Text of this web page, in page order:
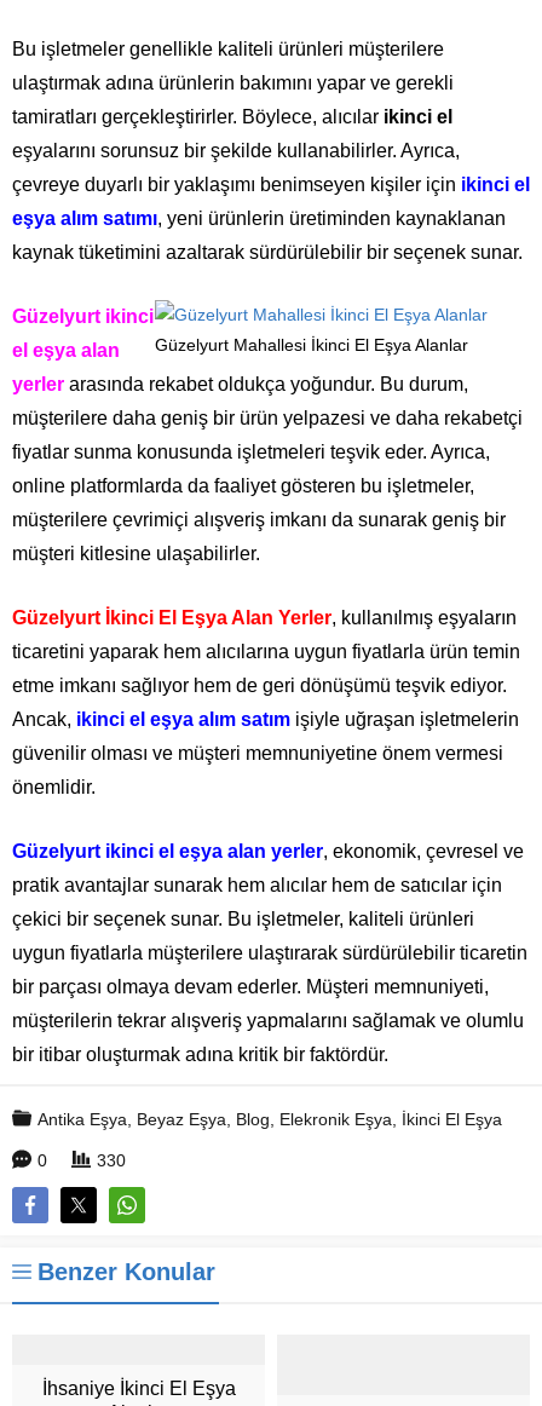
Bu işletmeler genellikle kaliteli ürünleri müşterilere
ulaştırmak adına ürünlerin bakımını yapar ve gerekli
tamiratları gerçekleştirirler. Böylece, alıcılar ikinci el
eşyalarını sorunsuz bir şekilde kullanabilirler. Ayrıca,
çevreye duyarlı bir yaklaşımı benimseyen kişiler için ikinci el
eşya alım satımı, yeni ürünlerin üretiminden kaynaklanan
kaynak tüketimini azaltarak sürdürülebilir bir seçenek sunar.
Güzelyurt Mahallesi İkinci El Eşya Alanlar
Güzelyurt ikinci
el eşya alan
yerler arasında rekabet oldukça yoğundur. Bu durum,
müşterilere daha geniş bir ürün yelpazesi ve daha rekabetçi
fiyatlar sunma konusunda işletmeleri teşvik eder. Ayrıca,
online platformlarda da faaliyet gösteren bu işletmeler,
müşterilere çevrimiçi alışveriş imkanı da sunarak geniş bir
müşteri kitlesine ulaşabilirler.
Güzelyurt İkinci El Eşya Alan Yerler, kullanılmış eşyaların
ticaretini yaparak hem alıcılarına uygun fiyatlarla ürün temin
etme imkanı sağlıyor hem de geri dönüşümü teşvik ediyor.
Ancak, ikinci el eşya alım satım işiyle uğraşan işletmelerin
güvenilir olması ve müşteri memnuniyetine önem vermesi
önemlidir.
Güzelyurt ikinci el eşya alan yerler, ekonomik, çevresel ve
pratik avantajlar sunarak hem alıcılar hem de satıcılar için
çekici bir seçenek sunar. Bu işletmeler, kaliteli ürünleri
uygun fiyatlarla müşterilere ulaştırarak sürdürülebilir ticaretin
bir parçası olmaya devam ederler. Müşteri memnuniyeti,
müşterilerin tekrar alışveriş yapmalarını sağlamak ve olumlu
bir itibar oluşturmak adına kritik bir faktördür.
Antika Eşya Beyaz Eşya Blog Elekronik Eşya İkinci El Eşya
0 330
Benzer Konular
İhsaniye İkinci El Eşya